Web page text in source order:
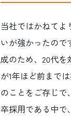
当社ではかねて
いが強かったの
成のため、20代
が1年ほど前まで
のことをご存じ
卒採用である中で